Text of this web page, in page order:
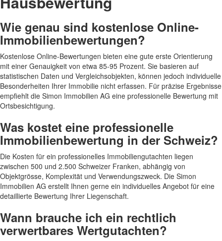
Wie genau sind kostenlose Online-
Immobilienbewertungen?
Kostenlose Online-Bewertungen bieten eine gute erste Orientierung
mit einer Genauigkeit von etwa 85-95 Prozent. Sie basieren auf
statistischen Daten und Vergleichsobjekten, können jedoch individuelle
Besonderheiten Ihrer Immobilie nicht erfassen. Für präzise Ergebnisse
empfiehlt die Simon Immobilien AG eine professionelle Bewertung mit
Ortsbesichtigung.
Was kostet eine professionelle
Immobilienbewertung in der Schweiz?
Die Kosten für ein professionelles Immobiliengutachten liegen
zwischen 500 und 2.500 Schweizer Franken, abhängig von
Objektgrösse, Komplexität und Verwendungszweck. Die Simon
Immobilien AG erstellt Ihnen gerne ein individuelles Angebot für eine
detaillierte Bewertung Ihrer Liegenschaft.
Wann brauche ich ein rechtlich
verwertbares Wertgutachten?